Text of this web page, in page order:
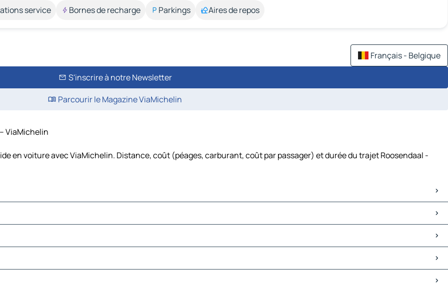
service Bornes de recharge Parkings Aires de repos
Français - Belgique
S'inscrire à notre Newsletter
Parcourir le Magazine ViaMichelin
ViaMichelin
en voiture avec ViaMichelin. Distance, coût (péages, carburant, coût par passager) et durée du trajet Roosendaal -